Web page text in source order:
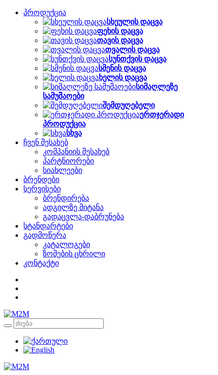
პროდუქცია
სხეულის დაცვა
ფეხის დაცვა
თავის დაცვა
თვალის დაცვა
სუნთქვის დაცვა
სმენის დაცვა
ხელის დაცვა
სიმაღლეზე
სამუშაოები
შემდუღებელი
ერთჯერადი
პროდუქცია
სხვა
ჩვენ შესახებ
კომპანიის შესახებ
პარტნიორები
სიახლეები
ბრენდები
სერვისები
ბრენდირება
ადგილზე მიტანა
გადაცვლა-დაბრუნება
სტანდარტები
გადმოწერა
კატალოგები
ზომების ცხრილი
კონტაქტი